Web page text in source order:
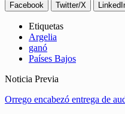
Facebook Twitter/X
Etiquetas
Argelia
ganó
Países Bajos
Noticia Previa
Orrego encabezó entrega de